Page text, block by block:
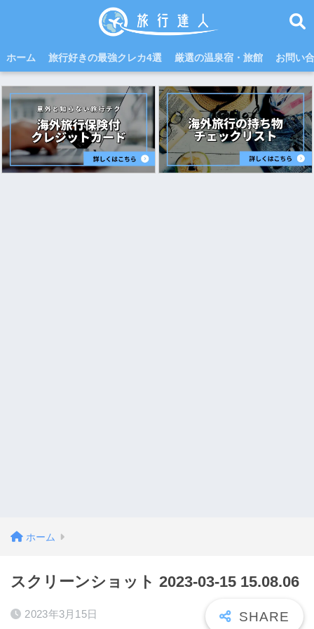
ホーム 旅行好きの最強クレカ4選 厳選の温泉宿・旅館 お問い
ホーム
スクリーンショット 2023-03-15 15.08.06
2023年3月15日